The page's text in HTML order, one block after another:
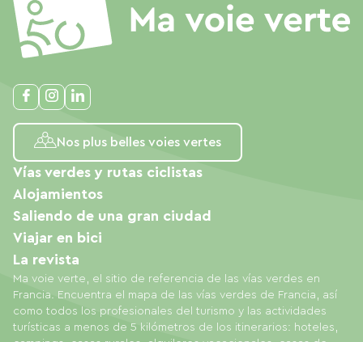
Nos plus belles voies vertes
Ma voie verte, el sitio de referencia de las vías verdes en
Francia. Encuentra el mapa de las vías verdes de Francia, así
como todos los profesionales del turismo y las actividades
turísticas a menos de 5 kilómetros de los itinerarios: hoteles,
Vías verdes y rutas ciclistas
Alojamientos
Saliendo de una gran ciudad
Viajar en bici
La revista